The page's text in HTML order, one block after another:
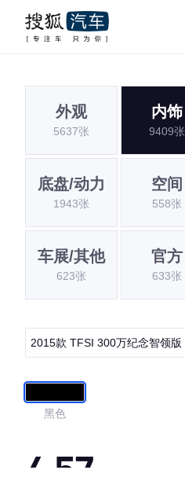
外观
5637张
内饰
9409张
底盘/动力
1943张
空间
558张
车展/其他
623张
官方
633张
2015款 TFSI 300万纪念智领版
黑色
4.57